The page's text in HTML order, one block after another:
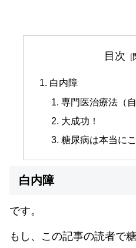
目次
白内障
専門医治療法（
大成功！
糖尿病は本当に
白内障
です。
もし、この記事の読者で